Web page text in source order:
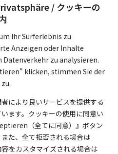
/ クッキーの
Ihr Surferlebnis zu
Anzeigen oder Inhalte
zu analysieren.
klicken, stimmen Sie der
により良いサービスを提供する
ます。クッキーの使用に同意い
（全てに同意）』ボタン
た、全て拒否される場合は
をカスタマイズされる場合は
記念
ァーレン地区